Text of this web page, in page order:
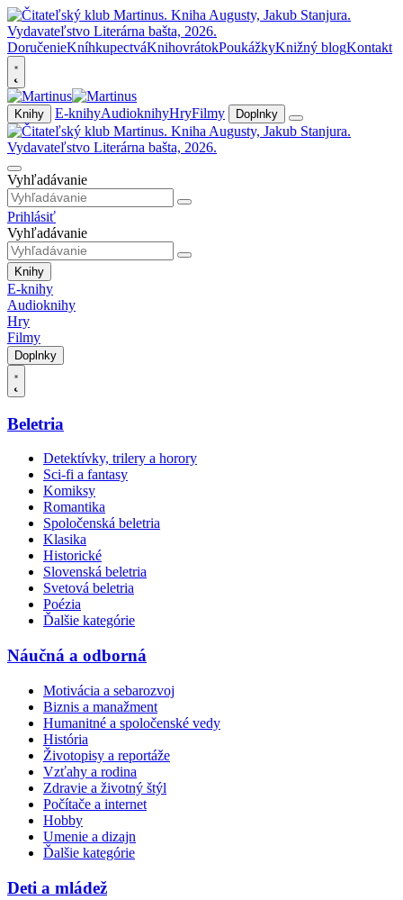
DoručenieKníhkupectváKnihovrátokPoukážkyKnižný blogKontakt
Knihy E-knihyAudioknihyHryFilmy Doplnky
Vyhľadávanie
Prihlásiť
Vyhľadávanie
Knihy
E-knihy
Audioknihy
Hry
Filmy
Doplnky
Beletria
Detektívky, trilery a horory
Sci-fi a fantasy
Komiksy
Romantika
Spoločenská beletria
Klasika
Historické
Slovenská beletria
Svetová beletria
Poézia
Ďalšie kategórie
Náučná a odborná
Motivácia a sebarozvoj
Biznis a manažment
Humanitné a spoločenské vedy
História
Životopisy a reportáže
Vzťahy a rodina
Zdravie a životný štýl
Počítače a internet
Hobby
Umenie a dizajn
Ďalšie kategórie
Deti a mládež